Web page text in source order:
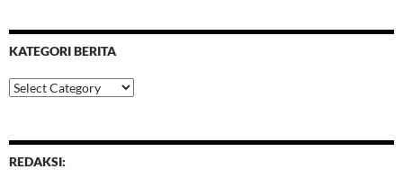
KATEGORI BERITA
Kategori
Berita
REDAKSI: